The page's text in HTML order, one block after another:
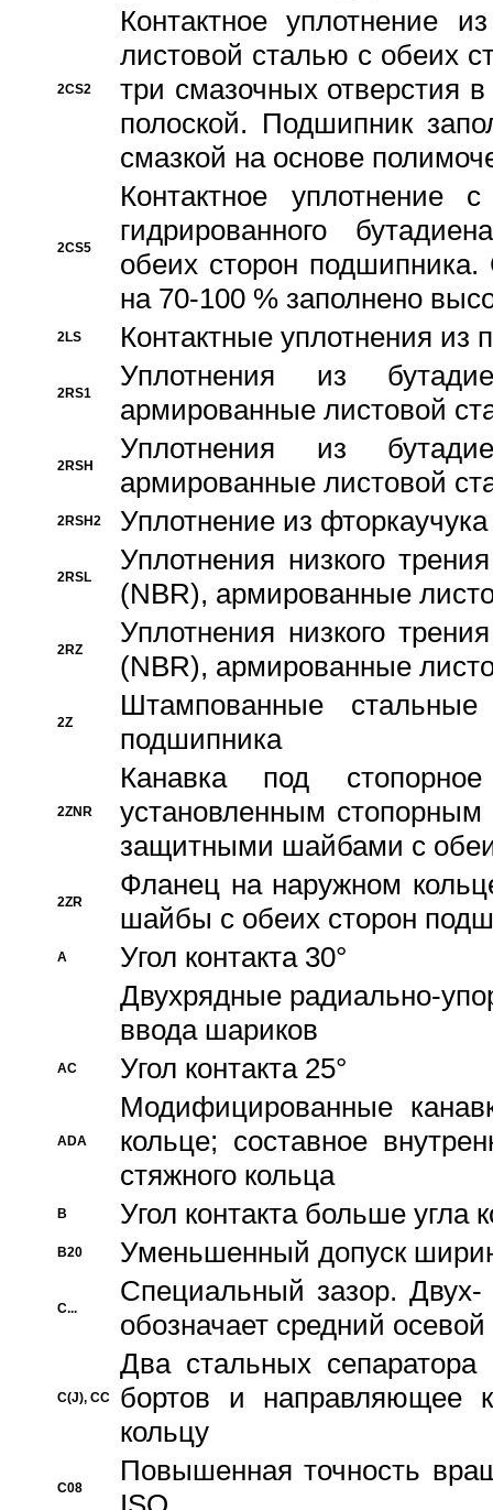
2CS2
Контактное уплотнение
листовой сталью с обеих
три смазочных отверстия
полоской. Подшипник
смазкой на основе
2CS5
Контактное уплотнение
гидрированного
обеих сторон
на 70-100 % заполнено
2LS Контактные уплотнения из
2RS1
Уплотнения из
армированные листовой
2RSH
Уплотнения из
армированные листовой
2RSH2 Уплотнение из
2RSL
Уплотнения низкого
(NBR), армированные
2RZ
Уплотнения низкого
(NBR), армированные
2Z
Штампованные
подшипника
2ZNR
Канавка под
установленным
защитными шайбами с
2ZR
Фланец на наружном
шайбы с обеих сторон
A
Угол контакта 30°
Двухрядные радиально-
ввода шариков
AC Угол контакта 25°
ADA
Модифицированные
кольце; составное
стяжного кольца
B Угол контакта больше угла
B20 Уменьшенный допуск
C...
Специальный зазор.
обозначает средний
C(J), CC
Два стальных сепаратора
бортов и направляющее
кольцу
C08
Повышенная точность